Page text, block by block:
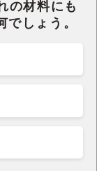
の材料にも
しょう。